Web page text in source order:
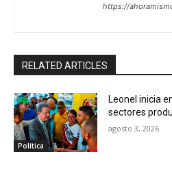
https://
RELATED ARTICLES
Política
Leonel inicia
sectores
agosto 3, 2026